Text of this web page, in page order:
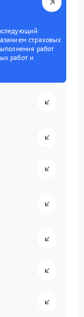
страховых
работ
работ и